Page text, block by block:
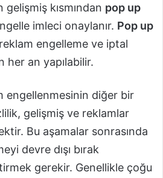
kısmından pop up
imleci onaylanır. Pop up
reklam engelleme ve iptal
her an yapılabilir.
engellenmesinin diğer bir
gelişmiş ve reklamlar
Bu aşamalar sonrasında
devre dışı bırak
gerekir. Genellikle çoğu